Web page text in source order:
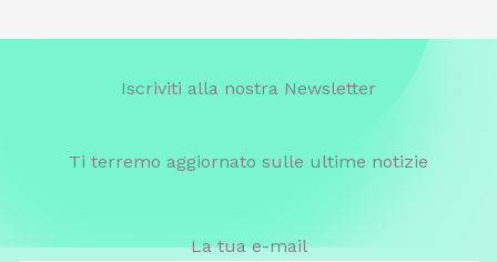
Iscriviti alla nostra Newsletter
Ti terremo aggiornato sulle ultime notizie
La tua e-mail